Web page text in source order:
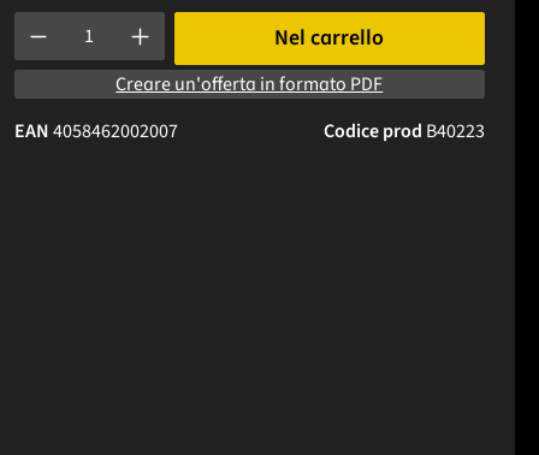
Quantità del prodotto: inserisci la quantità desiderata o usa i
Nel carrello
Creare un'offerta in formato PDF
Codice prod B40223
EAN4058462002007